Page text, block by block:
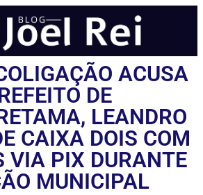
ACUSA
DE
LEANDRO
CAIXA DOIS COM
VIA PIX DURANTE
MUNICIPAL